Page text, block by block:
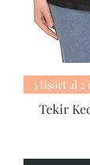
3 tişört al 2
Tekir